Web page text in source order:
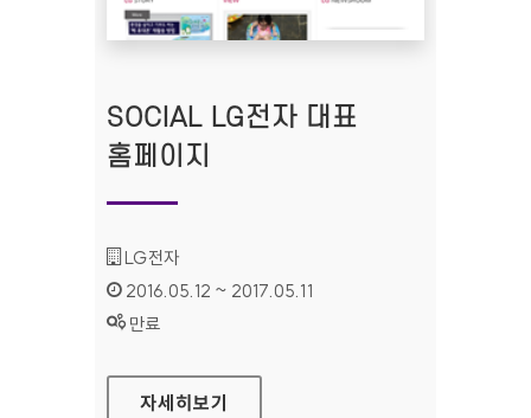
SOCIAL LG전자 대표
홈페이지
기관명 :
LG전자
인증기간 :
2016.05.12 ~ 2017.05.11
상태 :
만료
SOCIAL LG전자 대표 홈페이지
자세히보기